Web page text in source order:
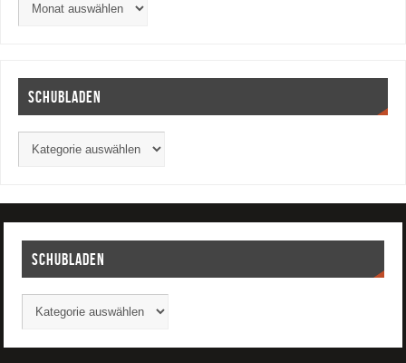
Schubladen
Schubladen